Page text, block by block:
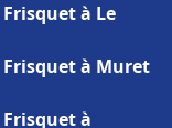
à Le
à Muret
à